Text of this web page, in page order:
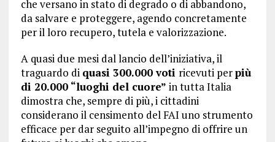
che versano in stato di degrado o di abbandono,
da salvare e proteggere, agendo concretamente
per il loro recupero, tutela e valorizzazione.
A quasi due mesi dal lancio dell’iniziativa, il
traguardo di quasi 300.000 voti ricevuti perpiù
di 20.000 “luoghi del cuore” in tutta Italia
dimostra che, sempre di più, i cittadini
considerano il censimento del FAI uno strumento
efficace per dar seguito all’impegno di offrire un